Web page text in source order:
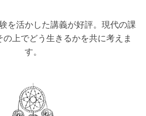
を活かした講義が好評。現代の課
上でどう生きるかを共に考えま
す。